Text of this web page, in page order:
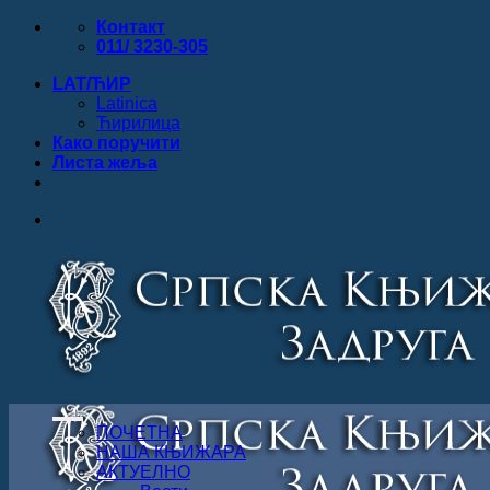
Прескочи
Контакт
011/ 3230-305
LAT/ЋИР
Latinica
Ћирилица
Како поручити
Листa жеља
ПОЧЕТНА
НАША КЊИЖАРА
АКТУЕЛНО